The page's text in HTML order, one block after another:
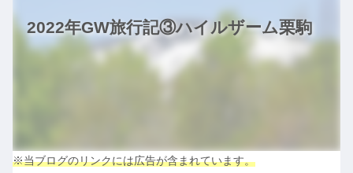
2022年GW旅行記③ハイルザーム栗駒
※当ブログのリンクには広告が含まれています。